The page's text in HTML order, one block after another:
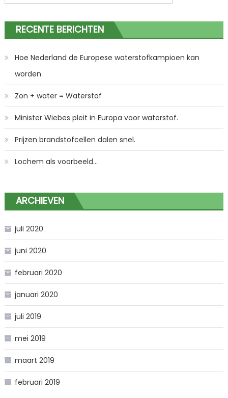
naar:
RECENTE BERICHTEN
Hoe Nederland de Europese waterstofkampioen kan
worden
Zon + water = Waterstof
Minister Wiebes pleit in Europa voor waterstof.
Prijzen brandstofcellen dalen snel.
Lochem als voorbeeld…
ARCHIEVEN
juli 2020
juni 2020
februari 2020
januari 2020
juli 2019
mei 2019
maart 2019
februari 2019